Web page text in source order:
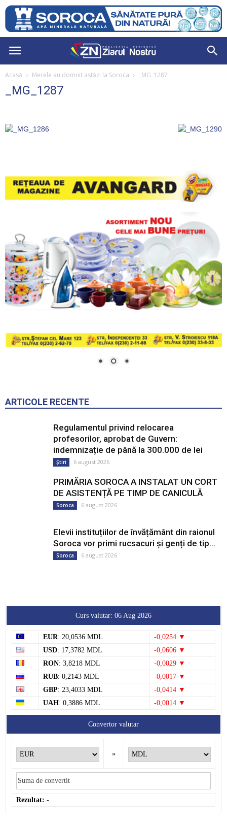
Acasă Merele au domnit astăzi la Soroca _MG_1287
_MG_1287
ARTICOLE RECENTE
Regulamentul privind relocarea
profesorilor, aprobat de Guvern:
indemnizație de până la 300.000 de lei
Știri 6 august 2026
PRIMĂRIA SOROCA A INSTALAT UN CORT
DE ASISTENȚĂ PE TIMP DE CANICULĂ
Soroca 6 august 2026
Elevii instituțiilor de învățământ din raionul
Soroca vor primi rucsacuri și genți de tip...
Soroca 6 august 2026
Curs valutar: 06 Aug 2026
EUR: 20,0536 MDL
-0,0254 ▼
USD: 17,3782 MDL
-0,0606 ▼
RON: 3,8218 MDL
-0,0029 ▼
RUB: 0,2143 MDL
-0,0017 ▼
GBP: 23,4033 MDL
-0,0414 ▼
UAH: 0,3886 MDL -0,0014 ▼
Convertor valutar
»
Rezultat: -